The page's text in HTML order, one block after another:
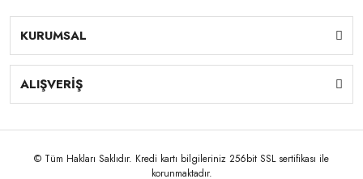
KURUMSAL
ALIŞVERİŞ
© Tüm Hakları Saklıdır. Kredi kartı bilgileriniz 256bit SSL sertifikası ile
korunmaktadır.